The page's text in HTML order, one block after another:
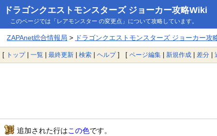
ドラゴンクエストモンスターズ ジョーカー攻略Wiki
このページでは「レアモンスター の変更点」について攻略しています。
ZAPAnet総合情報局 > ドラゴンクエストモンスターズ ジョーカー攻
[ トップ| 一覧 | 最終更新 | 検索 | ヘルプ] [ ページ編集 | 新規作成 | 差分 |
追加された行はこの色です。